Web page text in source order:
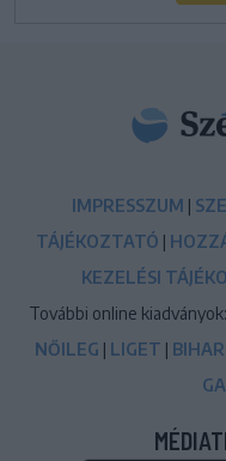
IMPRESSZUM |
TÁJÉKOZTATÓ |
KEZELÉSI
További online kiadványok:
NŐILEG | LIGET |